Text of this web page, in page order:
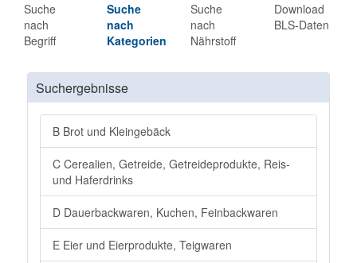
Suche
nach
Begriff
Suche
nach
Kategorien
Suche
nach
Nährstoff
Download
BLS-Daten
Suchergebnisse
B Brot und Kleingebäck
C Cerealien, Getreide, Getreideprodukte, Reis-
und Haferdrinks
D Dauerbackwaren, Kuchen, Feinbackwaren
E Eier und Eierprodukte, Teigwaren